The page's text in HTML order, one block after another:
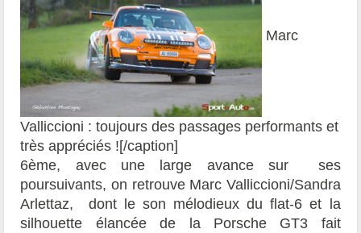
Marc
Valliccioni : toujours des passages performants et
très appréciés ![/caption]
6ème, avec une large avance sur ses
poursuivants, on retrouve Marc Valliccioni/Sandra
Arlettaz, dont le son mélodieux du flat-6 et la
silhouette élancée de la Porsche GT3 fait